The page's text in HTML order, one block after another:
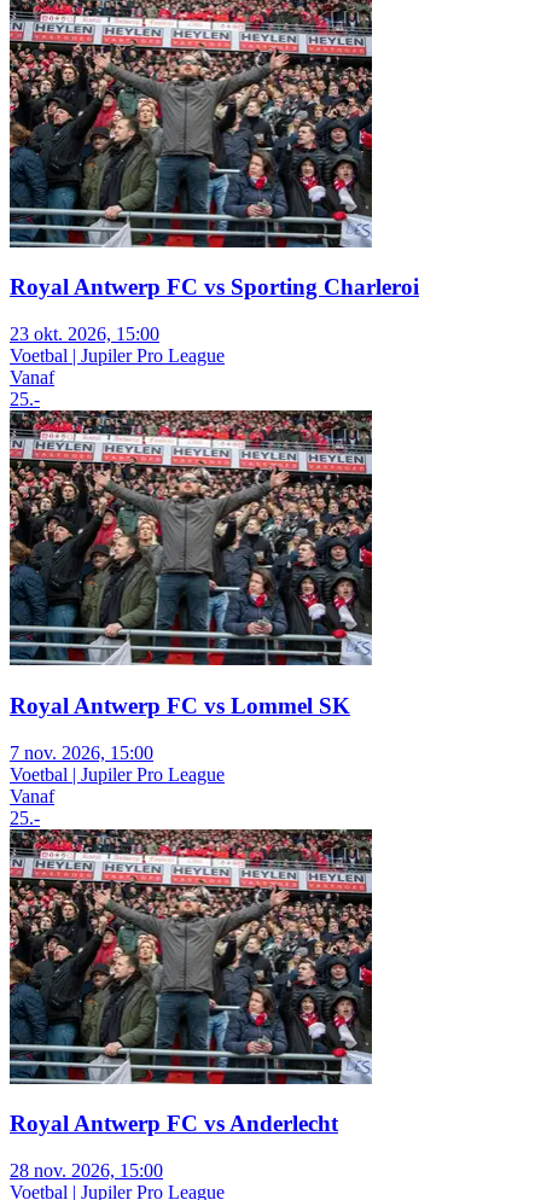
Royal Antwerp FC vs Sporting Charleroi
23 okt. 2026, 15:00
Voetbal | Jupiler Pro League
Vanaf
25.-
Royal Antwerp FC vs Lommel SK
7 nov. 2026, 15:00
Voetbal | Jupiler Pro League
Vanaf
25.-
Royal Antwerp FC vs Anderlecht
28 nov. 2026, 15:00
Voetbal | Jupiler Pro League